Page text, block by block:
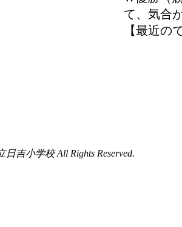
日吉小学校 All Rights Reserved.